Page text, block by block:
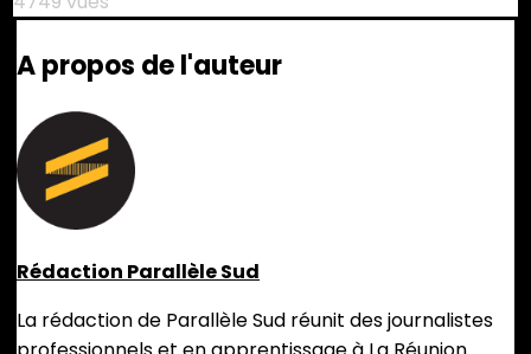
A propos de l'auteur
Rédaction Parallèle Sud
La rédaction de Parallèle Sud réunit des journalistes